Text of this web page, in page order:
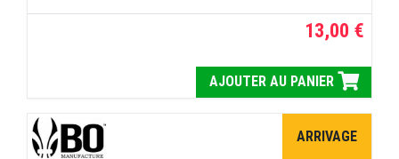
13,00 €
AJOUTER AU PANIER
ARRIVAGE